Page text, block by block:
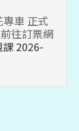
車 正式
往訂票網
課2026-